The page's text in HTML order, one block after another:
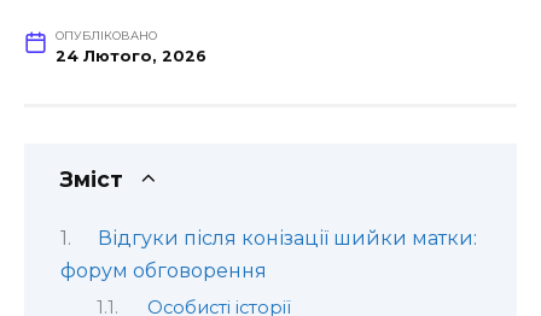
ОПУБЛІКОВАНО
24 Лютого, 2026
Зміст
Відгуки після конізації шийки матки:
форум обговорення
Особисті історії